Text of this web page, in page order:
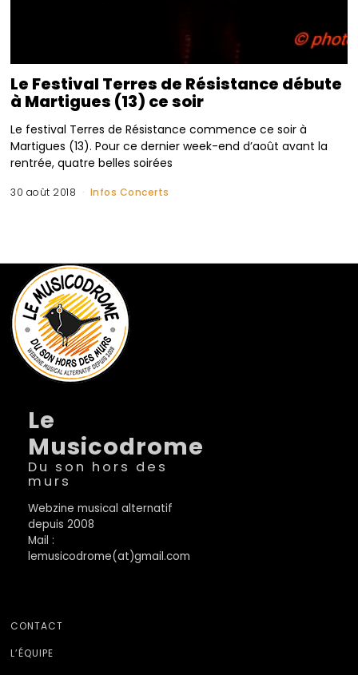
Le Festival Terres de Résistance débute
à Martigues (13) ce soir
Le festival Terres de Résistance commence ce soir à
Martigues (13). Pour ce dernier week-end d’août avant la
rentrée, quatre belles soirées
30 août 2018 Infos Concerts
Le
Musicodrome
Du son hors des
murs
Webzine musical alternatif
depuis 2008
Mail :
lemusicodrome(at)gmail.com
CONTACT
L’ÉQUIPE